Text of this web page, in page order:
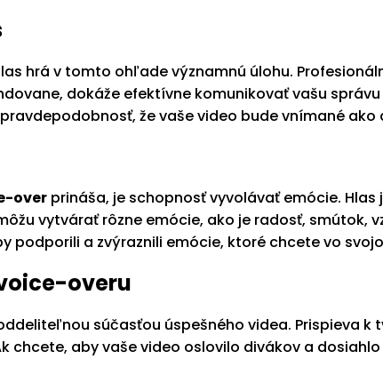
hrá v tomto ohľade významnú úlohu.
dokáže efektívne komunikovať vašu
že vaše video bude vnímané ako
over prináša, je schopnosť vyvolávať emócie.
vytvárať rôzne emócie, ako je radosť, smútok,
podporili a zvýraznili emócie, ktoré chcete vo
overu
súčasťou úspešného videa. Prispieva k
chcete, aby vaše video oslovilo divákov a